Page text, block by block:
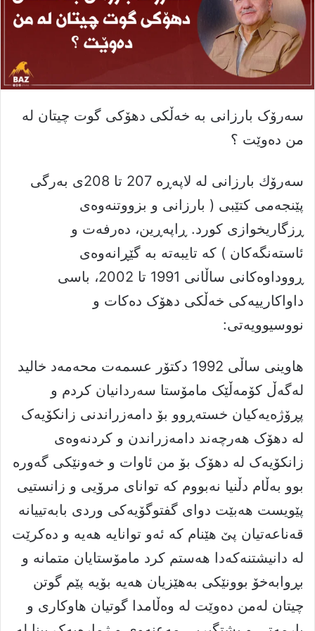
سەرۆک بارزانی بە خەڵکی دھۆكی گوت چیتان لە
من دەوێت ؟
سەرۆك بارزانی لە لاپەڕە 207 تا 208ی بەرگی
پێنجەمی كتێبی ( بارزانی و بزووتنەوەی
ڕزگاریخوازی كورد. ڕاپەڕین، دەرفەت و
ئاستەنگەكان ) كە تایبەتە بە گێڕانەوەی
ڕووداوەكانی ساڵانی 1991 تا 2002، باسی
داواکارییەکی خەڵکی دهۆک دەکات و
نووسیوویەتی:
ھاوینی ساڵی 1992 دکتۆر عسمەت محەمەد خالید
لەگەڵ کۆمەڵێک مامۆستا سەردانیان کردم و
پڕۆژەیەکیان خستەڕوو بۆ دامەزراندنی زانکۆیەک
لە دھۆک ھەرچەند دامەزراندن و کردنەوەی
زانکۆیەک لە دھۆک بۆ من ئاوات و خەونێکی گەورە
بوو بەڵام دڵنیا نەبووم کە توانای مرۆیی و زانستیی
پێویست ھەبێت دوای گفتوگۆیەکی وردی بابەتییانە
قەناعەتیان پێ ھێنام کە ئەو توانایە ھەیە و دەکرێت
لە دانیشتنەکەدا ھەستم کرد مامۆستایان متمانە و
بڕوابەخۆ بوونێکی بەھێزیان ھەیە بۆیە پێم گوتن
چیتان لەمن دەوێت لە وەڵامدا گوتیان ھاوکاری و